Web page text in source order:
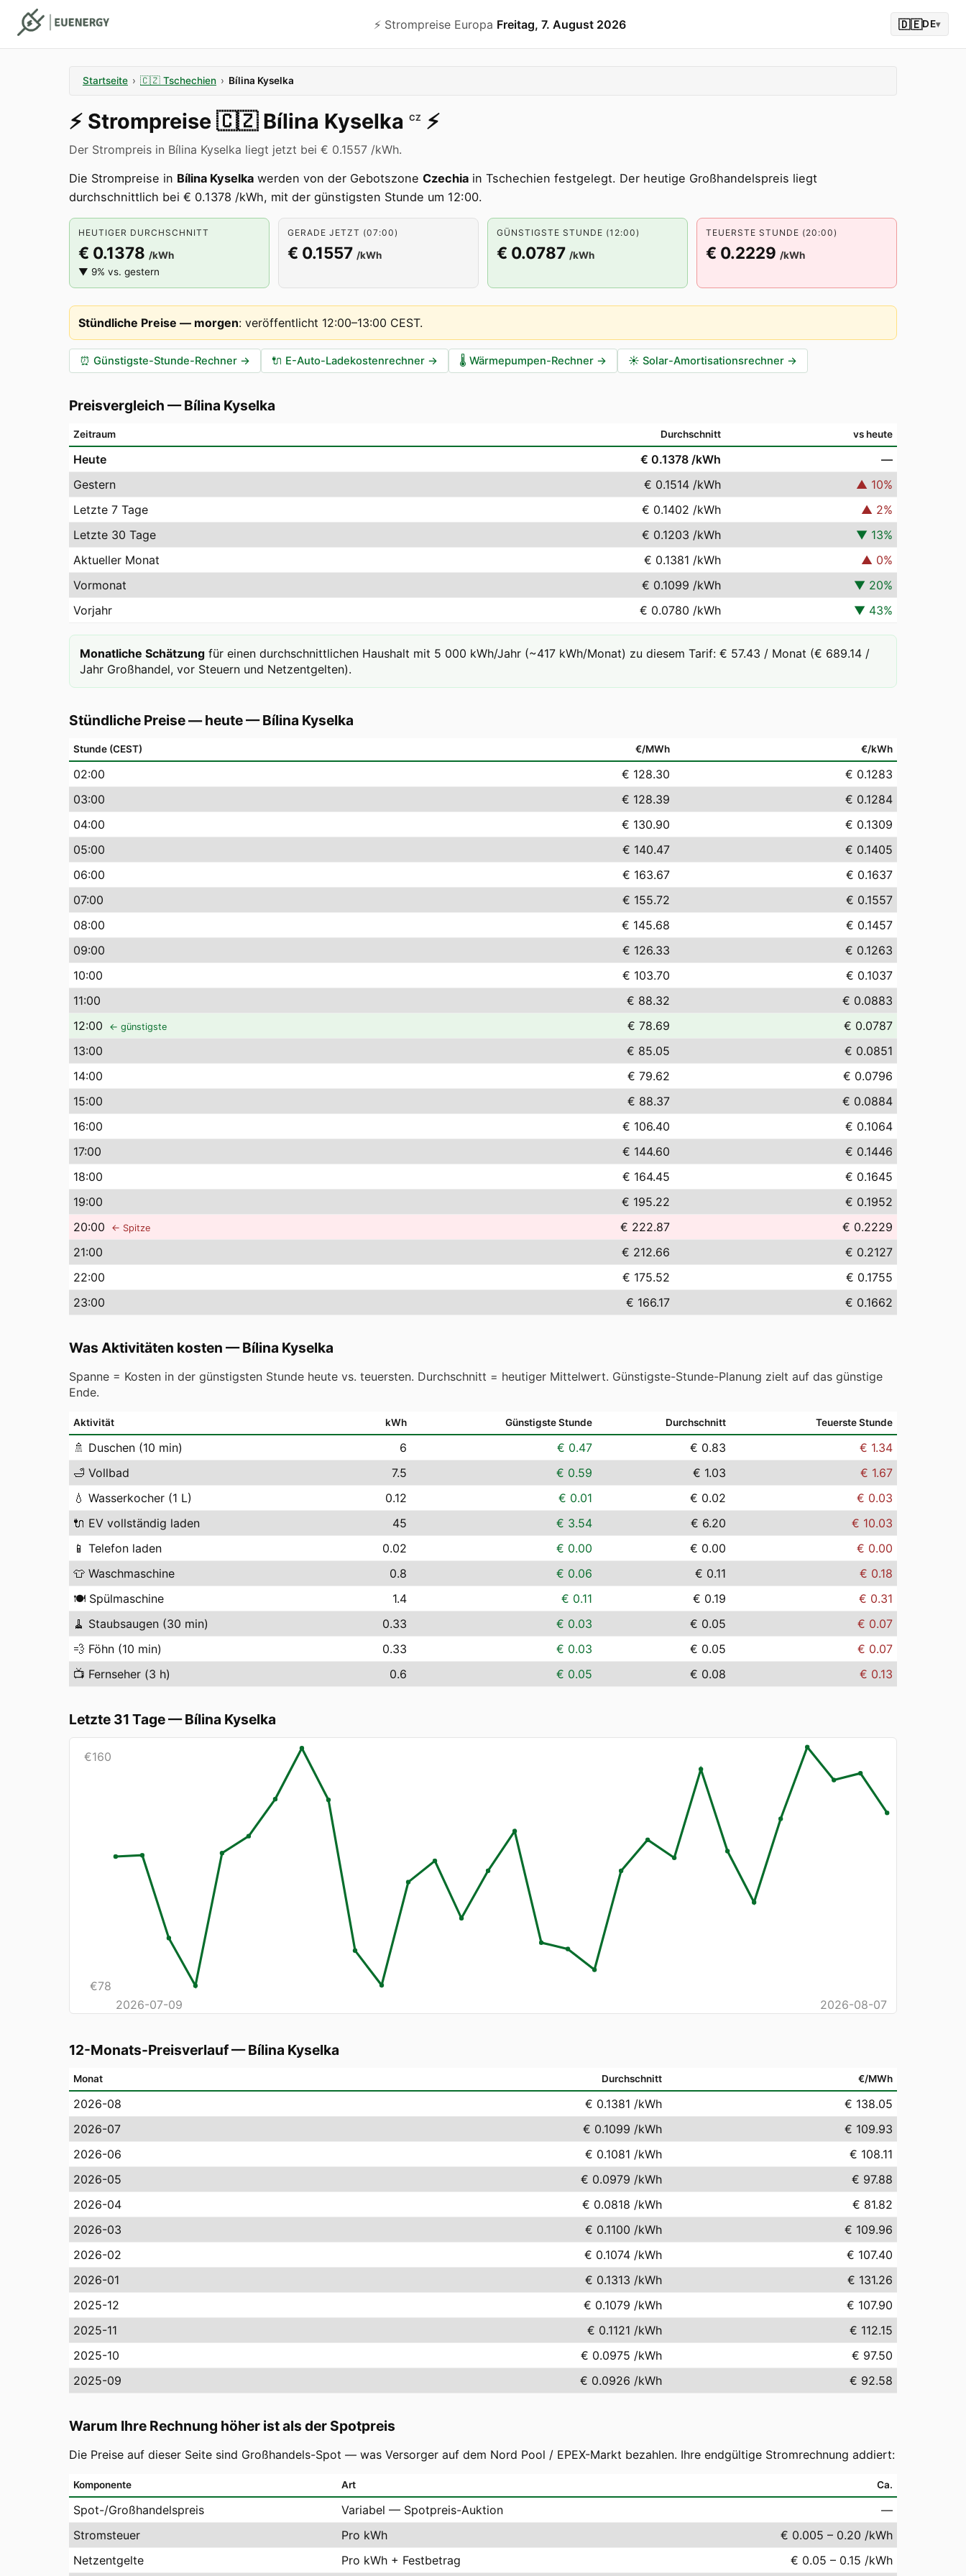
⚡️ Strompreise Europa Freitag, 7. August 2026 🇩🇪DE▾
Startseite › 🇨🇿 Tschechien › Bílina Kyselka
⚡️ Strompreise 🇨🇿 Bílina Kyselka CZ ⚡️
Der Strompreis in Bílina Kyselka liegt jetzt bei € 0.1557 /kWh.
Die Strompreise in Bílina Kyselka werden von der Gebotszone Czechia in Tschechien festgelegt. Der heutige Großhandelspreis liegt
durchschnittlich bei € 0.1378 /kWh, mit der günstigsten Stunde um 12:00.
HEUTIGER DURCHSCHNITT
€ 0.1378 /kWh
▼ 9% vs. gestern
GERADE JETZT (07:00)
€ 0.1557 /kWh
GÜNSTIGSTE STUNDE (12:00)
€ 0.0787 /kWh
TEUERSTE STUNDE (20:00)
€ 0.2229 /kWh
Stündliche Preise — morgen: veröffentlicht 12:00–13:00 CEST.
⏰ Günstigste-Stunde-Rechner → 🔌 E-Auto-Ladekostenrechner → 🌡️ Wärmepumpen-Rechner → ☀️ Solar-Amortisationsrechner →
Preisvergleich —Bílina Kyselka
Zeitraum Durchschnitt vs heute
Heute € 0.1378 /kWh
—
Gestern
€ 0.1514 /kWh ▲ 10%
Letzte 7 Tage
€ 0.1402 /kWh ▲ 2%
Letzte 30 Tage
€ 0.1203 /kWh ▼ 13%
Aktueller Monat
€ 0.1381 /kWh ▲ 0%
Vormonat
€ 0.1099 /kWh ▼ 20%
Vorjahr
€ 0.0780 /kWh ▼ 43%
Monatliche Schätzung für einen durchschnittlichen Haushalt mit 5 000 kWh/Jahr (~417 kWh/Monat) zu diesem Tarif: € 57.43 / Monat (€ 689.14 /
Jahr Großhandel, vor Steuern und Netzentgelten).
Stündliche Preise — heute—Bílina Kyselka
Stunde (CEST) €/MWh €/kWh
02:00 € 128.30
€ 0.1283
03:00 € 128.39
€ 0.1284
04:00 € 130.90
€ 0.1309
05:00 € 140.47
€ 0.1405
06:00 € 163.67
€ 0.1637
07:00 € 155.72
€ 0.1557
08:00 € 145.68
€ 0.1457
09:00 € 126.33
€ 0.1263
10:00 € 103.70
€ 0.1037
11:00 € 88.32
€ 0.0883
12:00 ← günstigste € 78.69
€ 0.0787
13:00 € 85.05
€ 0.0851
14:00 € 79.62
€ 0.0796
15:00 € 88.37
€ 0.0884
16:00 € 106.40
€ 0.1064
17:00 € 144.60
€ 0.1446
18:00 € 164.45
€ 0.1645
19:00 € 195.22
€ 0.1952
20:00 ← Spitze € 222.87
€ 0.2229
21:00 € 212.66
€ 0.2127
22:00 € 175.52
€ 0.1755
23:00 € 166.17 € 0.1662
Was Aktivitäten kosten —Bílina Kyselka
Spanne = Kosten in der günstigsten Stunde heute vs. teuersten. Durchschnitt = heutiger Mittelwert. Günstigste-Stunde-Planung zielt auf das günstige
Ende.
Aktivität kWh Günstigste Stunde Durchschnitt Teuerste Stunde
🚿 Duschen (10 min) 6 € 0.47 € 0.83
€ 1.34
🛁 Vollbad 7.5 € 0.59 € 1.03
€ 1.67
💧 Wasserkocher (1 L) 0.12 € 0.01 € 0.02
€ 0.03
🔌 EV vollständig laden 45 € 3.54 € 6.20
€ 10.03
📱 Telefon laden 0.02 € 0.00 € 0.00
€ 0.00
👕 Waschmaschine 0.8 € 0.06 € 0.11
€ 0.18
🍽️ Spülmaschine 1.4 € 0.11 € 0.19
€ 0.31
🧹 Staubsaugen (30 min) 0.33 € 0.03 € 0.05
€ 0.07
💨 Föhn (10 min) 0.33 € 0.03 € 0.05
€ 0.07
📺 Fernseher (3 h) 0.6 € 0.05 € 0.08 € 0.13
Letzte 31 Tage—Bílina Kyselka
€160
€78
2026-07-09
2026-08-07
12-Monats-Preisverlauf—Bílina Kyselka
Monat Durchschnitt €/MWh
2026-08 € 0.1381 /kWh
€ 138.05
2026-07
€ 0.1099 /kWh
€ 109.93
2026-06
€ 0.1081 /kWh
€ 108.11
2026-05
€ 0.0979 /kWh
€ 97.88
2026-04
€ 0.0818 /kWh
€ 81.82
2026-03
€ 0.1100 /kWh
€ 109.96
2026-02
€ 0.1074 /kWh
€ 107.40
2026-01
€ 0.1313 /kWh
€ 131.26
2025-12
€ 0.1079 /kWh
€ 107.90
2025-11
€ 0.1121 /kWh
€ 112.15
2025-10
€ 0.0975 /kWh
€ 97.50
2025-09
€ 0.0926 /kWh € 92.58
Warum Ihre Rechnung höher ist als der Spotpreis
Die Preise auf dieser Seite sind Großhandels-Spot — was Versorger auf dem Nord Pool / EPEX-Markt bezahlen. Ihre endgültige Stromrechnung addiert:
Komponente Art Ca.
Spot-/Großhandelspreis Variabel — Spotpreis-Auktion
—
Stromsteuer
Pro kWh
€ 0.005 – 0.20 /kWh
Netzentgelte
Pro kWh + Festbetrag € 0.05 – 0.15 /kWh